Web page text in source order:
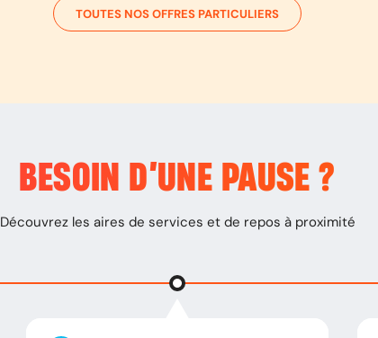
TOUTES NOS OFFRES PARTICULIERS
BESOIN D’UNE PAUSE ?
Découvrez les aires de services et de repos à proximité